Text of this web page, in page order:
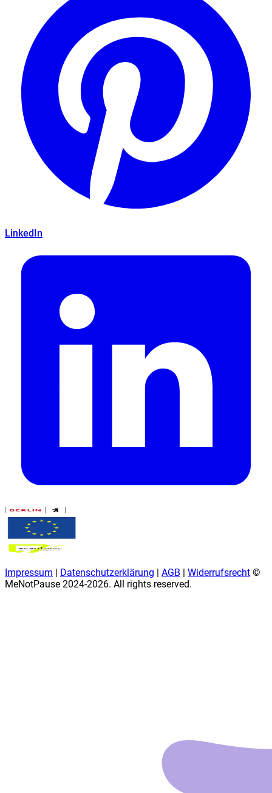
LinkedIn
Impressum | Datenschutzerklärung | AGB | Widerrufsrecht ©
MeNotPause 2024-2026. All rights reserved.